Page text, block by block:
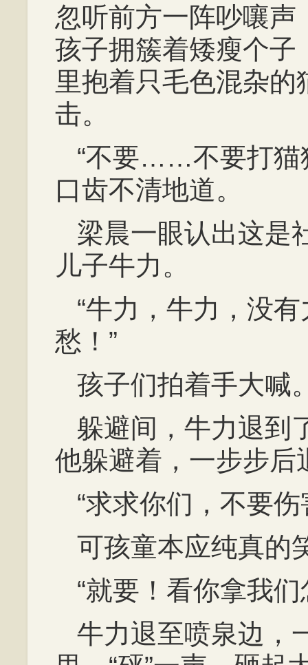
忽听前方一阵吵嚷
孩子拥簇着矮瘦个子
里抱着只毛色混杂
击。
“不要……不要打猫
口齿不清地道。
梁晨一眼认出这是
儿子牛力。
“牛力，牛力，没
愁！”
孩子们拍着手大喊
躲避间，牛力退到
他躲避着，一步步后
“求求你们，不要伤
可孩童本应纯真的
“就要！看你拿我们
牛力退至喷泉边，